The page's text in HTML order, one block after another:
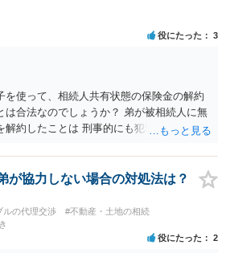
役にたった 3
を使って、相続人共有状態の保険金の解約
は合法なのでしょうか？ 弟が被相続人に無
解約したことは 刑事的にも犯罪となる可能
して、弁護士に面談で詳しい事情を話して
す。
が協力しない場合の対処法は？
ルの代理交渉
#不動産・土地の相続
役にたった 2